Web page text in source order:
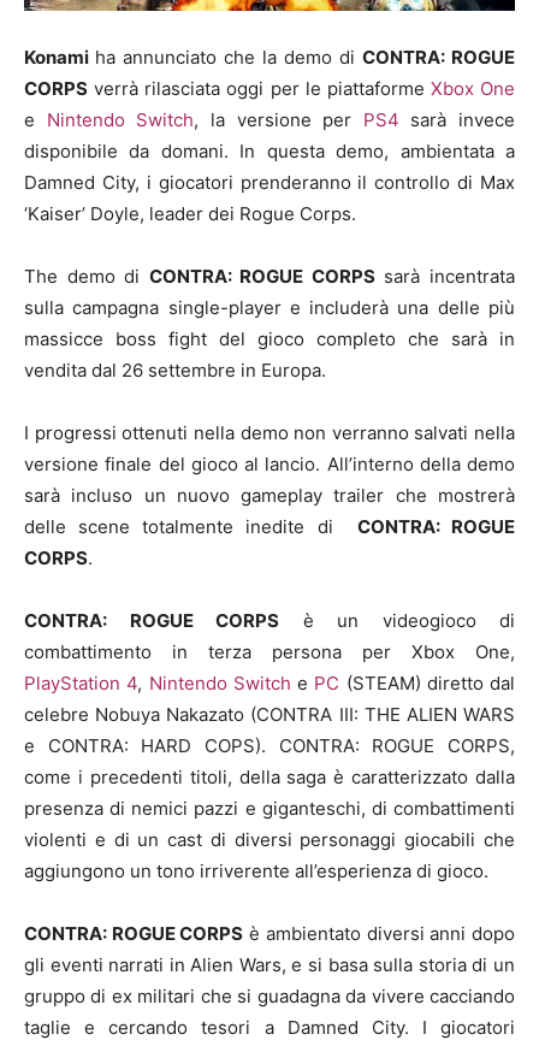
Konami ha annunciato che la demo di CONTRA: ROGUE
CORPS verrà rilasciata oggi per le piattaforme Xbox One
e Nintendo Switch, la versione per PS4 sarà invece
disponibile da domani. In questa demo, ambientata a
Damned City, i giocatori prenderanno il controllo di Max
‘Kaiser’ Doyle, leader dei Rogue Corps.
The demo di CONTRA: ROGUE CORPSsarà incentrata
sulla campagna single-player e includerà una delle più
massicce boss fight del gioco completo che sarà in
vendita dal 26 settembre in Europa.
I progressi ottenuti nella demo non verranno salvati nella
versione finale del gioco al lancio. All’interno della demo
sarà incluso un nuovo gameplay trailer che mostrerà
delle scene totalmente inedite di CONTRA: ROGUE
CORPS.
CONTRA: ROGUE CORPS è un videogioco di
combattimento in terza persona per Xbox One,
PlayStation 4, Nintendo Switch e PC (STEAM) diretto dal
celebre Nobuya Nakazato (CONTRA III: THE ALIEN WARS
e CONTRA: HARD COPS). CONTRA: ROGUE CORPS,
come i precedenti titoli, della saga è caratterizzato dalla
presenza di nemici pazzi e giganteschi, di combattimenti
violenti e di un cast di diversi personaggi giocabili che
aggiungono un tono irriverente all’esperienza di gioco.
CONTRA: ROGUE CORPS è ambientato diversi anni dopo
gli eventi narrati in Alien Wars, e si basa sulla storia di un
gruppo di ex militari che si guadagna da vivere cacciando
taglie e cercando tesori a Damned City. I giocatori